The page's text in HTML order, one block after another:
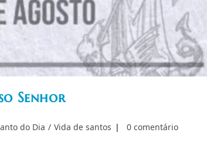
Senhor
do Dia / Vida de santos
Comentários
0 comentário